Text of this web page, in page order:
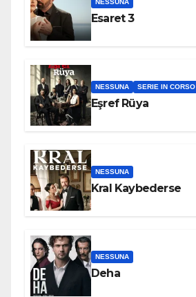
Esaret 3
NESSUNA SERIE IN CORSO
Eşref Rüya
NESSUNA
Kral Kaybederse
NESSUNA
Deha